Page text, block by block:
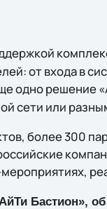
от входа в
одно решение
сети или
более 300
Бастион»,